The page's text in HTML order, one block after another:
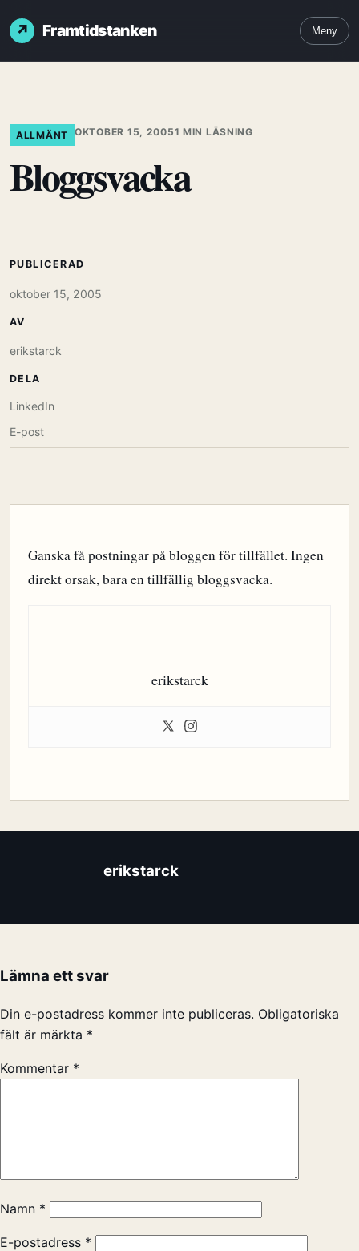
Framtidstanken Meny
ALLMÄNT OKTOBER 15, 20051 MIN LÄSNING
Bloggsvacka
Ganska få postningar på bloggen för tillfället. Ingen
direkt orsak, bara en tillfällig bloggsvacka.
erikstarck
PUBLICERAD
oktober 15, 2005
AV
erikstarck
DELA
LinkedIn
E-post
erikstarck
Lämna ett svar
Din e-postadress kommer inte publiceras. Obligatoriska
fält är märkta *
Kommentar *
Namn *
E-postadress *